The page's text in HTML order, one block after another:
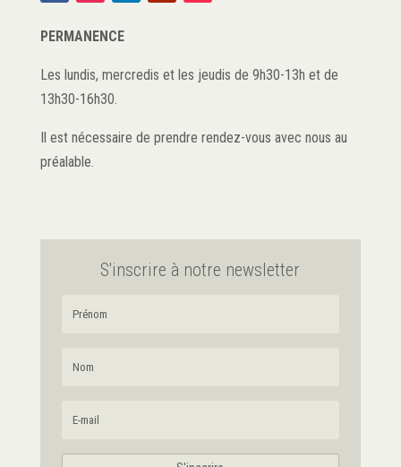
PERMANENCE
Les lundis, mercredis et les jeudis de 9h30-13h et de
13h30-16h30.
Il est nécessaire de prendre rendez-vous avec nous au
préalable.
S'inscrire à notre newsletter